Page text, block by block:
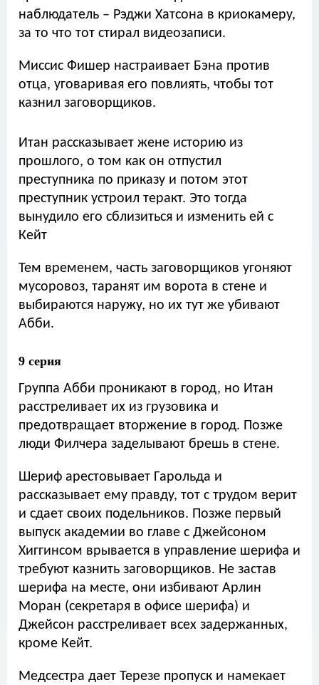
наблюдатель – Рэджи Хатсона в криокамеру,
за то что тот стирал видеозаписи.
Миссис Фишер настраивает Бэна против
отца, уговаривая его повлиять, чтобы тот
казнил заговорщиков.
Итан рассказывает жене историю из
прошлого, о том как он отпустил
преступника по приказу и потом этот
преступник устроил теракт. Это тогда
вынудило его сблизиться и изменить ей с
Кейт
Тем временем, часть заговорщиков угоняют
мусоровоз, таранят им ворота в стене и
выбираются наружу, но их тут же убивают
Абби.
9 серия
Группа Абби проникают в город, но Итан
расстреливает их из грузовика и
предотвращает вторжение в город. Позже
люди Филчера заделывают брешь в стене.
Шериф арестовывает Гарольда и
рассказывает ему правду, тот с трудом верит
и сдает своих подельников. Позже первый
выпуск академии во главе с Джейсоном
Хиггинсом врывается в управление шерифа и
требуют казнить заговорщиков. Не застав
шерифа на месте, они избивают Арлин
Моран (секретаря в офисе шерифа) и
Джейсон расстреливает всех задержанных,
кроме Кейт.
Медсестра дает Терезе пропуск и намекает